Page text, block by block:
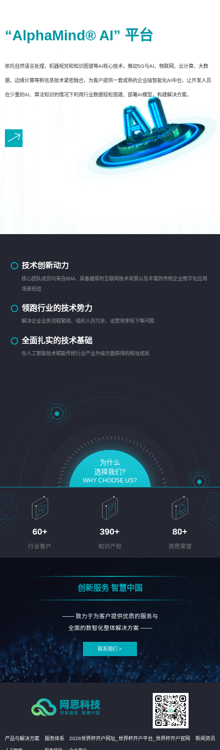
“AlphaMind® AI” 平台
依托自然语言处理，机器视觉和知识图谱等AI核心技术，推动5G与AI、物联网、云计算、大数
据、边缘计算等新信息技术紧密融合，为客户提供一套成熟的企业级智能化AI中台，让开发人员
在少量的AI、算法知识的情况下利用行业数据轻松搭建、部署AI模型，构建解决方案。
技术创新动力
核心团队成员均来自IBM，具备雄厚的互联网技术背景以及丰富的传统企业数字化应用
场景经验
领跑行业的技术势力
解决企业业务流程繁琐、组织人员冗余、运营效率低下等问题
全面扎实的技术基础
在人工智能技术赋能传统行业产业升级方面获得的相当成就
为什么
选择我们?
WHY CHOOSE US?
60+
行业客户
390+
知识产权
80+
资质荣誉
创新服务 智慧中国
—— 致力于为客户提供优质的服务与
全面的数智化整体解决方案 ——
联系我们 >
产品与解决方案 服务体系 2026世界杯开户网址_世界杯开户平台_世界杯开户官网 新闻资讯